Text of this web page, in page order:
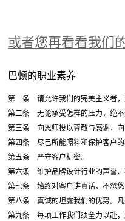
或者您再看看我们
巴顿的职业素养
第一条 请允许我们的完美主义者，
第二条 无论承受怎样的压力，绝不
第三条 向恩师投以尊敬与感谢，向
第四条 尽己所能照料和保护客户的
第五条 严守客户机密。
第六条 维护品牌设计行业的声誉、
第七条 始终对客户讲真话，不忽悠
第八条 真诚的坦露我们的优势。凡
第九条 每项工作我们须全力以赴，